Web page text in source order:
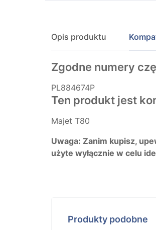
Opis produktu
Zgodne numery
PL884674P
Ten produkt jest
Majet T80
Uwaga: Zanim kupisz,
użyte wyłącznie w celu
Produkty podobne